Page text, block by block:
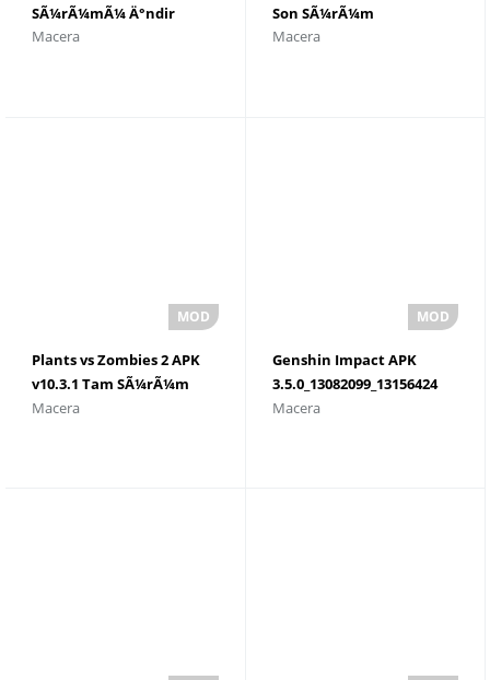
SÃ¼rÃ¼mÃ¼ Ä°ndir
Macera
Son SÃ¼rÃ¼m
Macera
Plants vs Zombies 2 APK
v10.3.1 Tam SÃ¼rÃ¼m
Ä°ndir
Macera
Genshin Impact APK
3.5.0_13082099_13156424
Son SÃ¼rÃ¼mÃ¼
Macera